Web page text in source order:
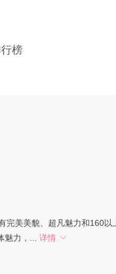
榜
美美貌、超凡魅力和160
魅力，... 详情